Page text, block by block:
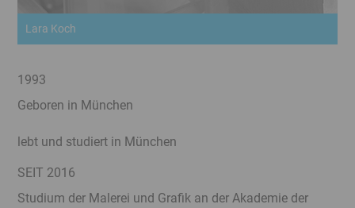
Lara Koch
1993
Geboren in München
lebt und studiert in München
SEIT 2016
Studium der Malerei und Grafik an der Akademie der